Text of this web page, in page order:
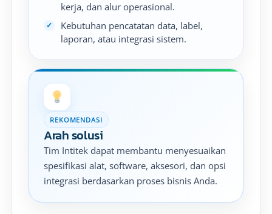
kerja, dan alur operasional.
Kebutuhan pencatatan data, label,
laporan, atau integrasi sistem.
REKOMENDASI
Arah solusi
Tim Intitek dapat membantu menyesuaikan
spesifikasi alat, software, aksesori, dan opsi
integrasi berdasarkan proses bisnis Anda.